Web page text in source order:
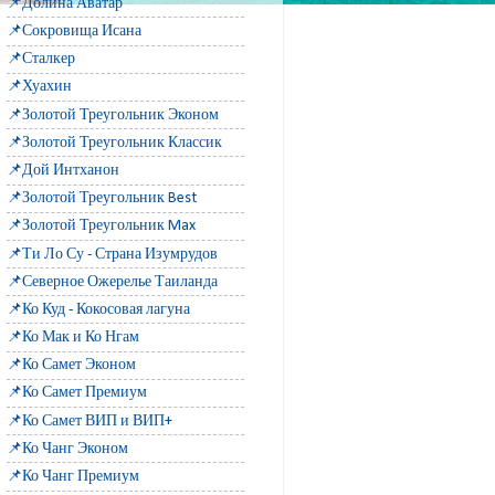
📌Долина Аватар
📌Сокровища Исана
📌Сталкер
📌Хуахин
📌Золотой Треугольник Эконом
📌Золотой Треугольник Классик
📌Дой Интханон
📌Золотой Треугольник Best
📌Золотой Треугольник Max
📌Ти Ло Су - Страна Изумрудов
📌Северное Ожерелье Таиланда
📌Ко Куд - Кокосовая лагуна
📌Ко Мак и Ко Нгам
📌Ко Самет Эконом
📌Ко Самет Премиум
📌Ко Самет ВИП и ВИП+
📌Ко Чанг Эконом
📌Ко Чанг Премиум